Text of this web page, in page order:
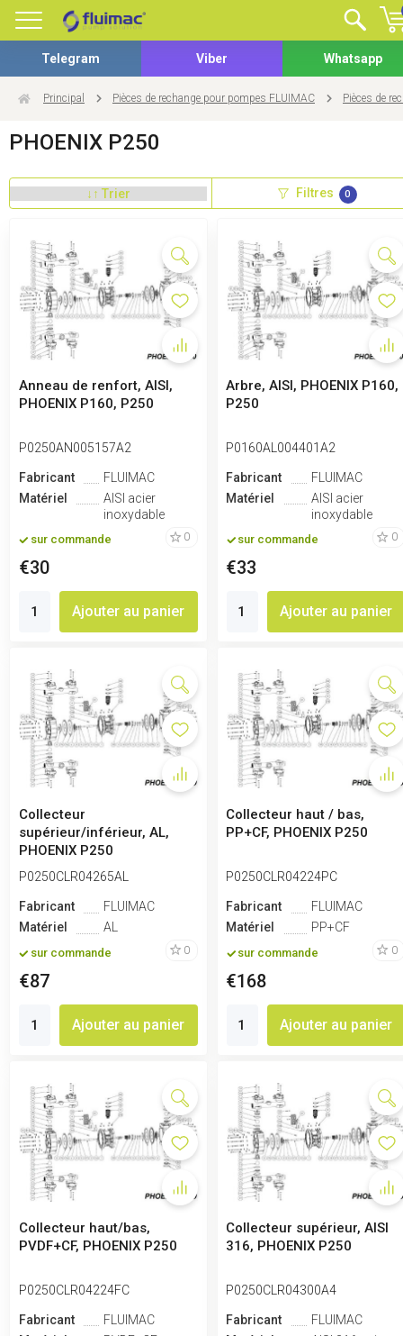
Telegram Viber Whatsapp
Principal Pièces de rechange pour pompes FLUIMAC Pièces de
PHOENIX P250
Filtres 0
Anneau de renfort, AISI,
PHOENIX P160, P250
P0250AN005157A2
Fabricant
FLUIMAC
Matériel
AISI acier
inoxydable
sur commande 0
€30
Ajouter au panier
Arbre, AISI, PHOENIX P160,
P250
P0160AL004401A2
Fabricant
FLUIMAC
Matériel
AISI acier
inoxydable
sur commande 0
€33
Ajouter au panier
Collecteur
supérieur/inférieur, AL,
PHOENIX P250
P0250CLR04265AL
Fabricant
FLUIMAC
Matériel
AL
sur commande 0
€87
Ajouter au panier
Collecteur haut / bas,
PP+CF, PHOENIX P250
P0250CLR04224PC
Fabricant
FLUIMAC
Matériel
PP+CF
sur commande 0
€168
Ajouter au panier
Collecteur haut/bas,
PVDF+CF, PHOENIX P250
P0250CLR04224FC
Fabricant
FLUIMAC
Collecteur supérieur, AISI
316, PHOENIX P250
P0250CLR04300A4
Fabricant
FLUIMAC